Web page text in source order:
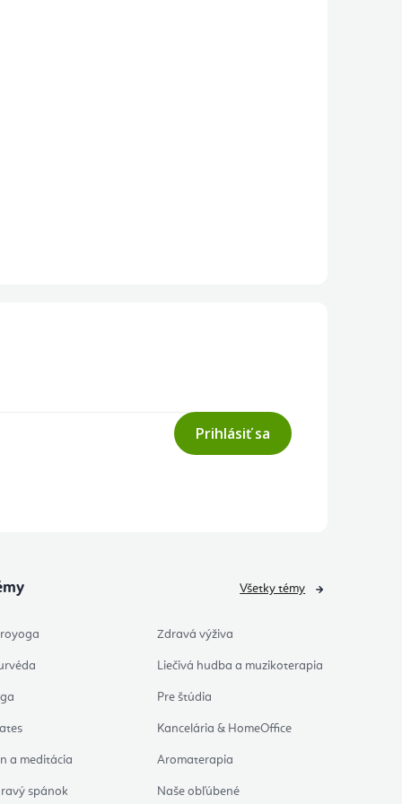
Prihlásiť sa
Zdravá výživa
Liečivá hudba a muzikoterapia
Pre štúdia
Kancelária & HomeOffice
a meditácia Aromaterapia
spánok Naše obľúbené
Všetky témy